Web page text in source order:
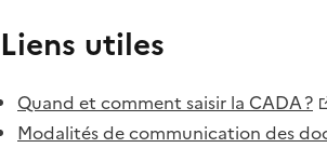
Liens utiles
Quand et comment saisir la CADA ?
Modalités de communication des